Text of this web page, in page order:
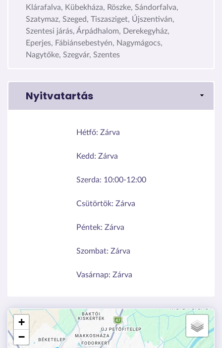
Klárafalva, Kübekháza, Röszke, Sándorfalva,
Szatymaz, Szeged, Tiszasziget, Újszentiván,
Szentesi járás, Árpádhalom, Derekegyház,
Eperjes, Fábiánsebestyén, Nagymágocs,
Nagytőke, Szegvár, Szentes
Nyitvatartás
Hétfő: Zárva
Kedd: Zárva
Szerda: 10:00-12:00
Csütörtök: Zárva
Péntek: Zárva
Szombat: Zárva
Vasárnap: Zárva
+
−